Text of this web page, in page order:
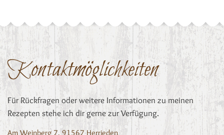
Kontaktmöglichkeiten
Für Rückfragen oder weitere Informationen zu meinen
Rezepten stehe ich dir gerne zur Verfügung.
Am Weinberg 7, 91567 Herrieden